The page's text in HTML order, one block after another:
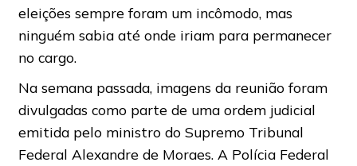
eleições sempre foram um incômodo, mas
ninguém sabia até onde iriam para permanecer
no cargo.
Na semana passada, imagens da reunião foram
divulgadas como parte de uma ordem judicial
emitida pelo ministro do Supremo Tribunal
Federal Alexandre de Moraes. A Polícia Federal